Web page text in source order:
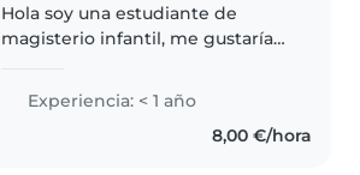
Hola soy una estudiante de
magisterio infantil, me gustaría
niños y se me da bien cuidar de
ellos. Aún no tengo experiencia..
Experiencia: < 1 año
8,00 €/hora